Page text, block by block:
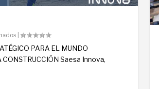
|
PARA EL MUNDO
Saesa Innova,